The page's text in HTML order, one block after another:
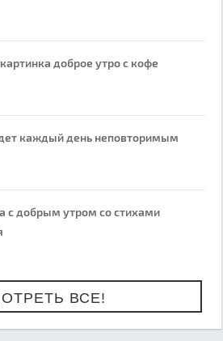
доброе утро с кофе
каждый день неповторимым
с добрым утром со стихами
ВСЕ!